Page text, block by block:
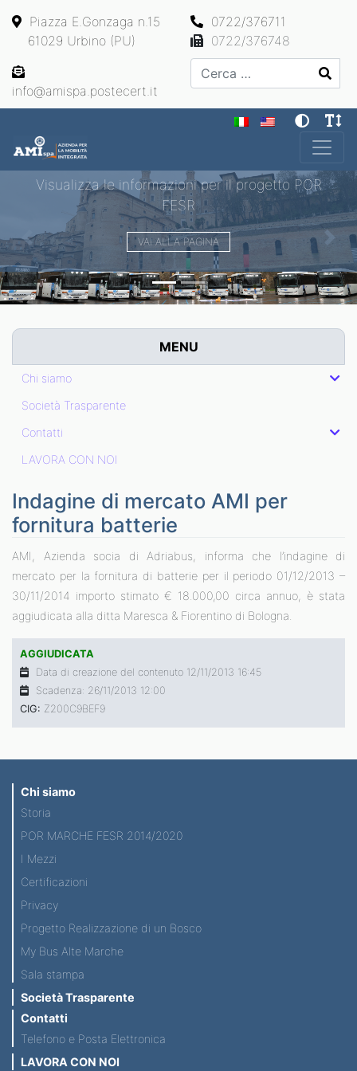
Piazza E.Gonzaga n.15
61029 Urbino (PU)
0722/376711
0722/376748
info@amispa.postecert.it
Cerca
Main Navigation
Visualizza le informazioni per il progetto POR
FESR
VAI ALLA PAGINA
Previous Next
MENU
Chi siamo
Società Trasparente
Contatti
LAVORA CON NOI
Indagine di mercato AMI per
fornitura batterie
AMI, Azienda socia di Adriabus, informa che l’indagine di
mercato per la fornitura di batterie per il periodo 01/12/2013 –
30/11/2014 importo stimato € 18.000,00 circa annuo, è stata
aggiudicata alla ditta Maresca & Fiorentino di Bologna.
AGGIUDICATA
Data di creazione del contenuto 12/11/2013 16:45
Scadenza: 26/11/2013 12:00
CIG: Z200C9BEF9
Chi siamo
Storia
POR MARCHE FESR 2014/2020
I Mezzi
Certificazioni
Privacy
Progetto Realizzazione di un Bosco
My Bus Alte Marche
Sala stampa
Società Trasparente
Contatti
Telefono e Posta Elettronica
LAVORA CON NOI